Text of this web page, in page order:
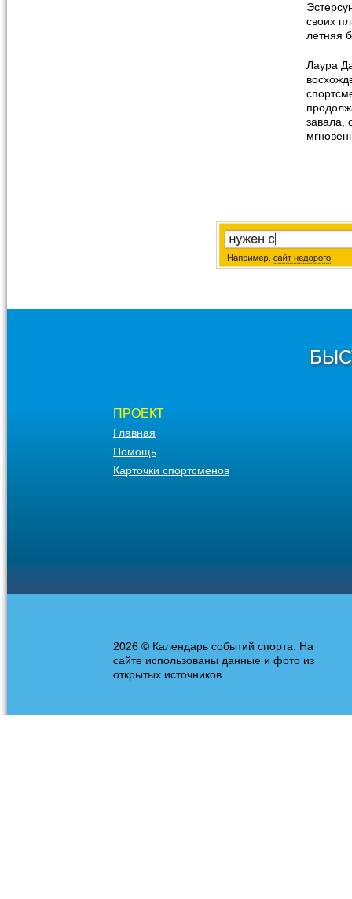
своих
летняя
Лаура
завала,
ПРОЕКТ
Главная
Помощь
Карточки спортсменов
2026 © Календарь событий спорта. На
сайте использованы данные и фото из
открытых источников